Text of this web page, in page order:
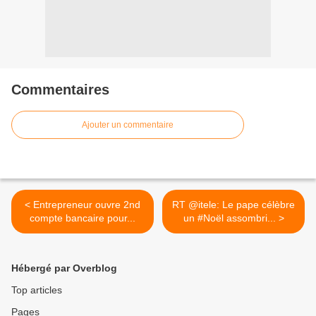
Commentaires
Ajouter un commentaire
< Entrepreneur ouvre 2nd
compte bancaire pour...
RT @itele: Le pape célèbre
un #Noël assombri... >
Hébergé par Overblog
Top articles
Pages